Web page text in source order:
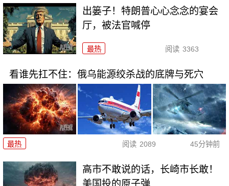
出篓子！特朗普心心念念的宴会
厅，被法官喊停
最热 阅读 3363
看谁先扛不住：俄乌能源绞杀战的底牌与死穴
最热 阅读 2089 45分钟前
高市不敢说的话，长崎市长敢！
美国投的原子弹